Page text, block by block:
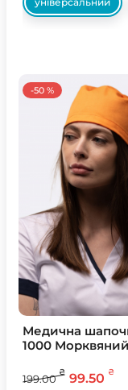
-50 %
Медична
1000 Морквяний
199.00
₴ 99.50 ₴